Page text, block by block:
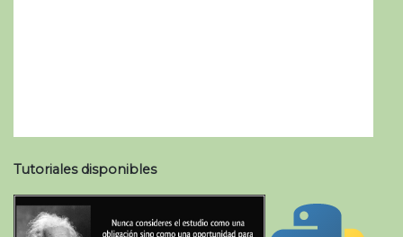
Tutoriales disponibles